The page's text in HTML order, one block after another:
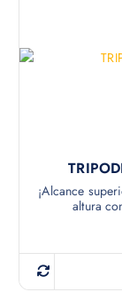
¡Alcance
altura